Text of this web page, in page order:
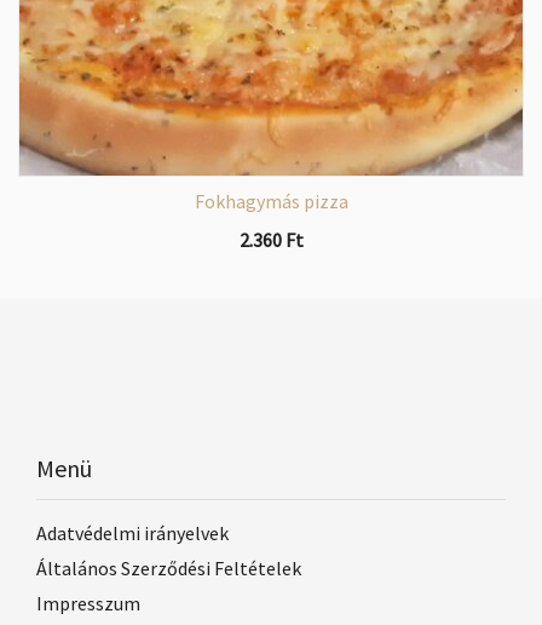
Fokhagymás pizza
2.360 Ft
Menü
Adatvédelmi irányelvek
Általános Szerződési Feltételek
Impresszum